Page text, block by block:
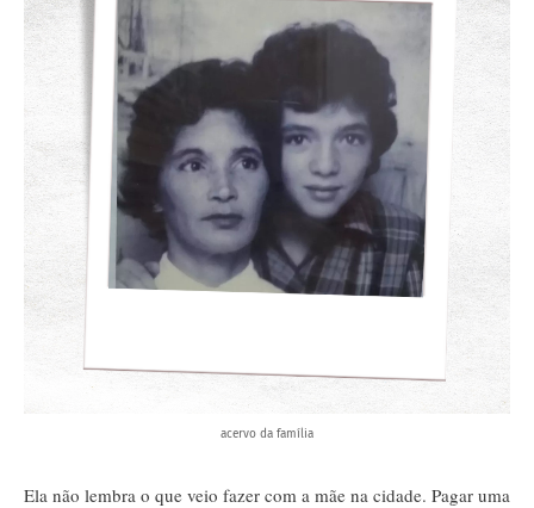
acervo da família
Ela não lembra o que veio fazer com a mãe na cidade. Pagar uma